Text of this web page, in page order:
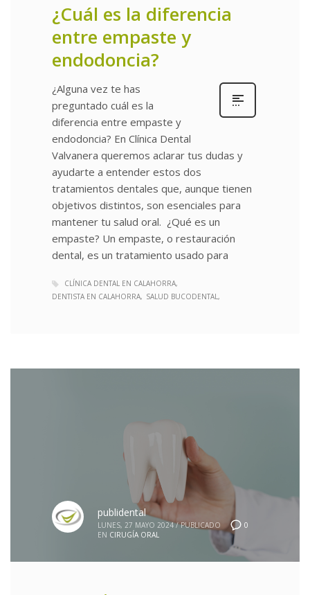
¿Cuál es la diferencia
entre empaste y
endodoncia?
¿Alguna vez te has
preguntado cuál es la
diferencia entre empaste y
endodoncia? En Clínica Dental
Valvanera queremos aclarar tus dudas y
ayudarte a entender estos dos
tratamientos dentales que, aunque tienen
objetivos distintos, son esenciales para
mantener tu salud oral. ¿Qué es un
empaste? Un empaste, o restauración
dental, es un tratamiento usado para
CLÍNICA DENTAL EN CALAHORRA
DENTISTA EN CALAHORRA
SALUD BUCODENTAL
0
publidental
LUNES, 27 MAYO 2024 / PUBLICADO
EN CIRUGÍA ORAL